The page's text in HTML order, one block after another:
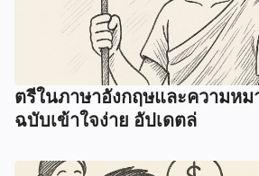
ตรีในภาษาอังกฤษและความห
ฉบับเข้าใจง่าย อัปเดตล่